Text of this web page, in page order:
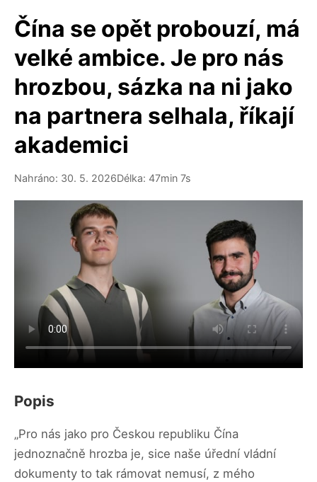
Čína se opět probouzí, má
velké ambice. Je pro nás
hrozbou, sázka na ni jako
na partnera selhala, říkají
akademici
Nahráno: 30. 5. 2026Délka: 47min 7s
Popis
„Pro nás jako pro Českou republiku Čína
jednoznačně hrozba je, sice naše úřední vládní
dokumenty to tak rámovat nemusí, z mého